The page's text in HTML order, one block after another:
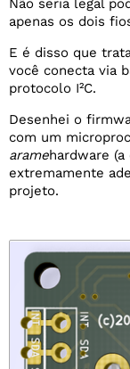
Não seria legal
apenas os dois
E é disso que
você conecta via
protocolo I²C.
Desenhei o
com um
aramehardware (a
extremamente
projeto.